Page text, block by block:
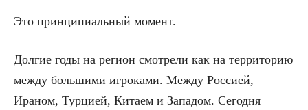
Это принципиальный момент.
Долгие годы на регион смотрели как на территорию
между большими игроками. Между Россией,
Ираном, Турцией, Китаем и Западом. Сегодня